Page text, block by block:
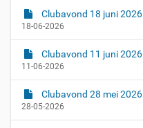
Clubavond 18 juni 2026
18-06-2026
Clubavond 11 juni 2026
11-06-2026
Clubavond 28 mei 2026
28-05-2026